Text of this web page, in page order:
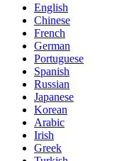
English
Chinese
French
German
Portuguese
Spanish
Russian
Japanese
Korean
Arabic
Irish
Greek